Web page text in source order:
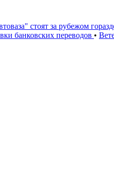
стоят за рубежом
банковских переводов •